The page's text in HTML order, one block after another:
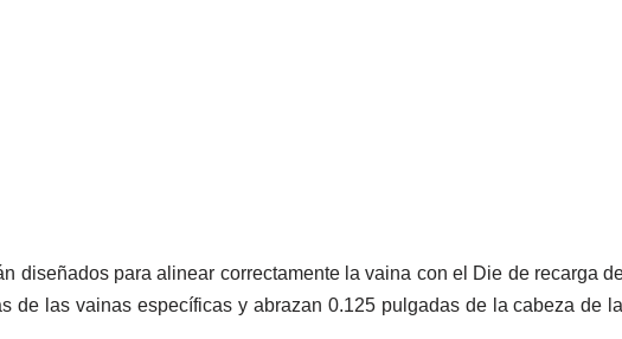
diseñados para alinear correctamente la vaina con el Die de recarga
de las vainas específicas y abrazan 0.125 pulgadas de la cabeza de